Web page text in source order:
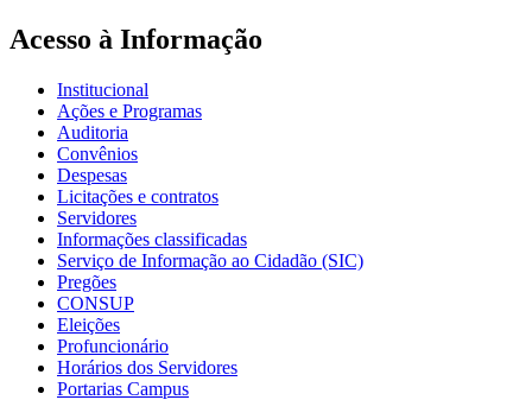
Acesso à Informação
Institucional
Ações e Programas
Auditoria
Convênios
Despesas
Licitações e contratos
Servidores
Informações classificadas
Serviço de Informação ao Cidadão (SIC)
Pregões
CONSUP
Eleições
Profuncionário
Horários dos Servidores
Portarias Campus